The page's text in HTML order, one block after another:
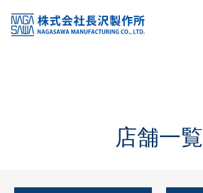
KSS加盟店・取扱店情報
店舗一覧
店舗一覧